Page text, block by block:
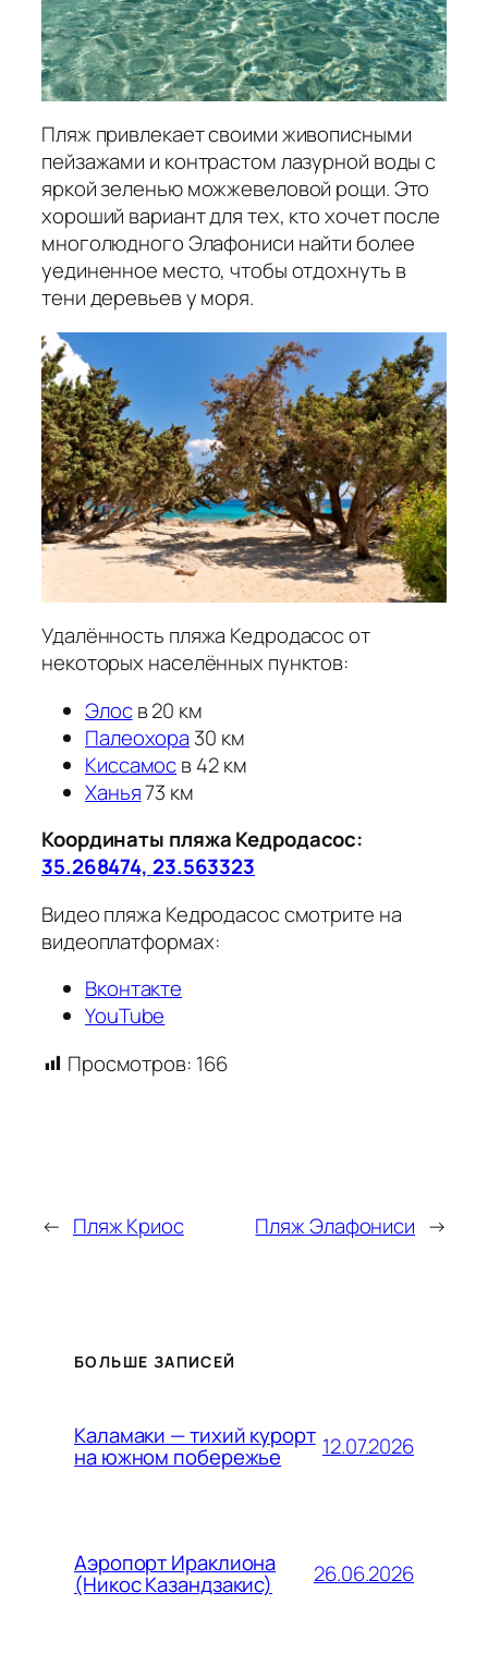
Пляж привлекает своими живописными
пейзажами и контрастом лазурной воды с
яркой зеленью можжевеловой рощи. Это
хороший вариант для тех, кто хочет после
многолюдного Элафониси найти более
уединенное место, чтобы отдохнуть в
тени деревьев у моря.
Удалённость пляжа Кедродасос от
некоторых населённых пунктов:
Элосв 20 км
Палеохора 30 км
Киссамосв 42 км
Ханья73 км
Координаты пляжа Кедродасос:
35.268474, 23.563323
Видео пляжа Кедродасос смотрите на
видеоплатформах:
Вконтакте
YouTube
Просмотров: 166
← Пляж Криос Пляж Элафониси →
БОЛЬШЕ ЗАПИСЕЙ
Каламаки — тихий курорт
на южном побережье 12.07.2026
Аэропорт Ираклиона
(Никос Казандзакис) 26.06.2026